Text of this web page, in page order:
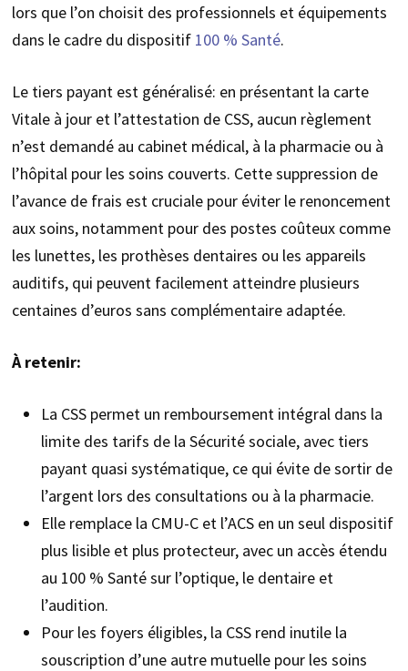
lors que l’on choisit des professionnels et équipements
dans le cadre du dispositif 100 % Santé.
Le tiers payant est généralisé: en présentant la carte
Vitale à jour et l’attestation de CSS, aucun règlement
n’est demandé au cabinet médical, à la pharmacie ou à
l’hôpital pour les soins couverts. Cette suppression de
l’avance de frais est cruciale pour éviter le renoncement
aux soins, notamment pour des postes coûteux comme
les lunettes, les prothèses dentaires ou les appareils
auditifs, qui peuvent facilement atteindre plusieurs
centaines d’euros sans complémentaire adaptée.
À retenir:
La CSS permet un remboursement intégral dans la
limite des tarifs de la Sécurité sociale, avec tiers
payant quasi systématique, ce qui évite de sortir de
l’argent lors des consultations ou à la pharmacie.
Elle remplace la CMU-C et l’ACS en un seul dispositif
plus lisible et plus protecteur, avec un accès étendu
au 100 % Santé sur l’optique, le dentaire et
l’audition.
Pour les foyers éligibles, la CSS rend inutile la
souscription d’une autre mutuelle pour les soins